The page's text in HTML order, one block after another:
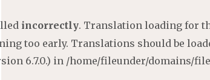
incorrectly. Translation loading for
too early. Translations should be
6.7.0.) in /home/fileunder/domains/